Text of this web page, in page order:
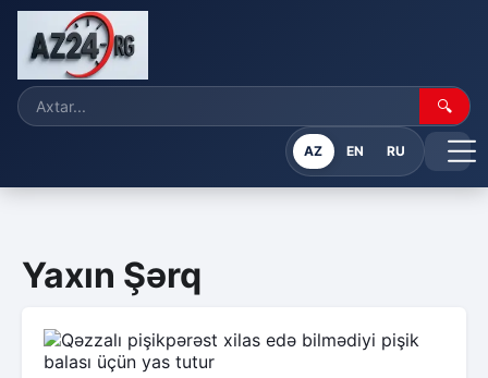
🔍
AZ EN RU
Yaxın Şərq